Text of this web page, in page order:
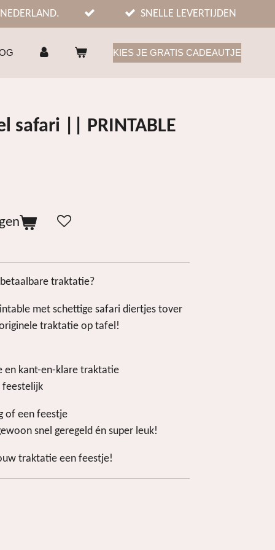
SNELLE LEVERTIJDEN
KIES JE GRATIS CADEAUTJE
safari || PRINTABLE
traktatie?
met schettige safari diertjes tover
traktatie op tafel!
en kant-en-klare traktatie
feestelijk
of een feestje
snel geregeld én super leuk!
traktatie een feestje!